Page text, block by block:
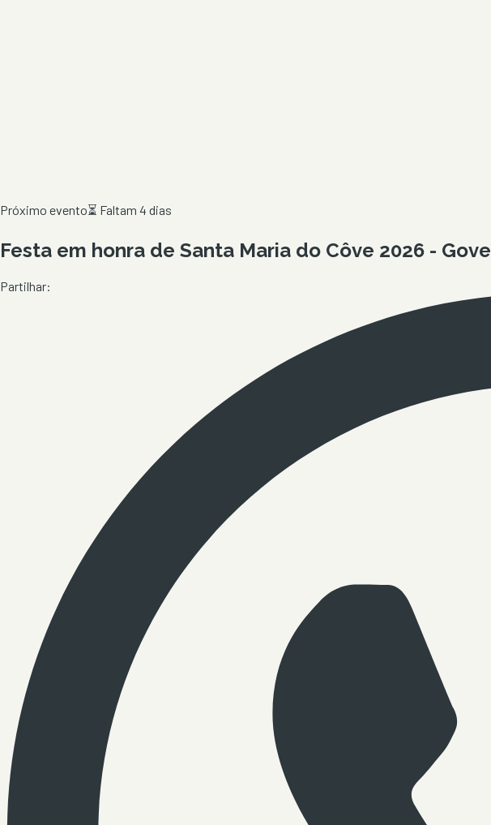
Próximo evento⏳ Faltam 4 dias
Festa em honra de Santa Maria do Côve 2026 - Gove
Partilhar: